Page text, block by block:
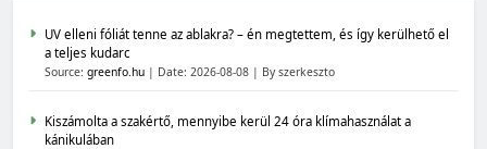
UV elleni fóliát tenne az ablakra? – én megtettem, és így kerülhető el
a teljes kudarc
Source: greenfo.hu Date: 2026-08-08 By szerkeszto
Kiszámolta a szakértő, mennyibe kerül 24 óra klímahasználat a
kánikulában